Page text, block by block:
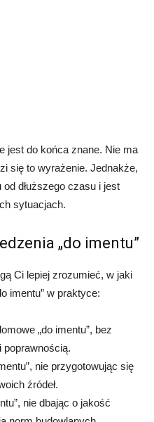
jest do końca znane. Nie ma
się to wyrażenie. Jednakże,
dłuższego czasu i jest
sytuacjach.
„do imentu”
Ci lepiej zrozumieć, w jaki
imentu” w praktyce:
„do imentu”, bez
poprawnością.
nie przygotowując się
źródeł.
nie dbając o jakość